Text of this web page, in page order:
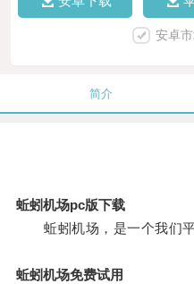
安卓
简介
蚯蚓机场pc版下载
蚯蚓机场，是一个我们平
蚯蚓机场免费试用